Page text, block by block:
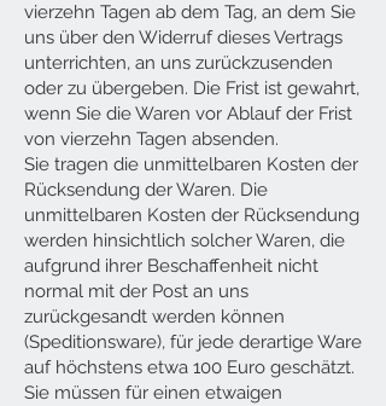
vierzehn Tagen ab dem Tag, an dem Sie
uns über den Widerruf dieses Vertrags
unterrichten, an uns zurückzusenden
oder zu übergeben. Die Frist ist gewahrt,
wenn Sie die Waren vor Ablauf der Frist
von vierzehn Tagen absenden.
Sie tragen die unmittelbaren Kosten der
Rücksendung der Waren. Die
unmittelbaren Kosten der Rücksendung
werden hinsichtlich solcher Waren, die
aufgrund ihrer Beschaffenheit nicht
normal mit der Post an uns
zurückgesandt werden können
(Speditionsware), für jede derartige Ware
auf höchstens etwa 100 Euro geschätzt.
Sie müssen für einen etwaigen